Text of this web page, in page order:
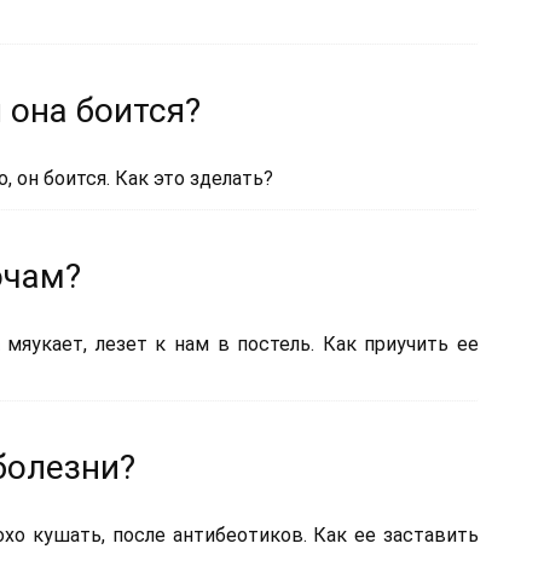
боится?
он боится. Как это зделать?
лезет к нам в постель. Как приучить ее
кушать, после антибеотиков. Как ее заставить